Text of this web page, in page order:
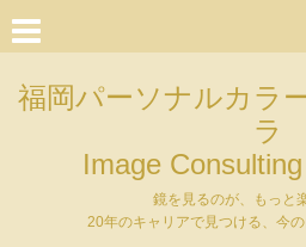
福岡パーソナルカラ
ラ
Image
鏡を見るのが、もっと
20年のキャリアで見つける、今